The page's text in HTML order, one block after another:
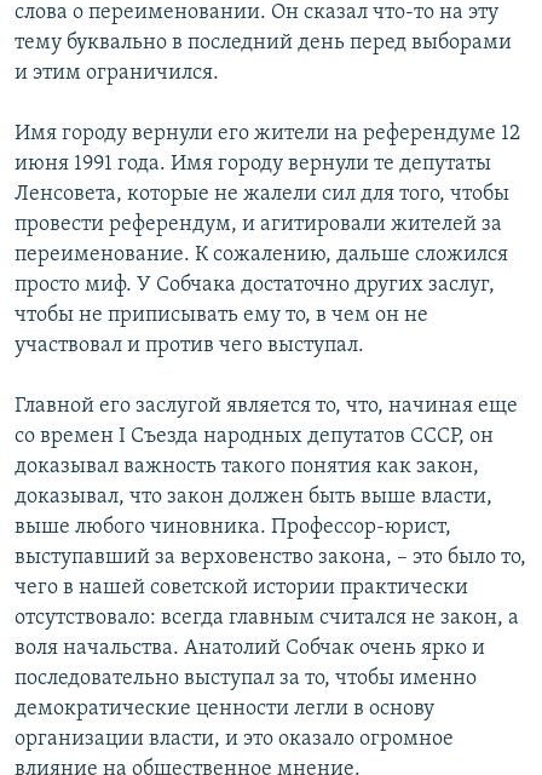
слова о переименовании. Он сказал что-то на эту
тему буквально в последний день перед выборами
и этим ограничился.
Имя городу вернули его жители на референдуме 12
июня 1991 года. Имя городу вернули те депутаты
Ленсовета, которые не жалели сил для того, чтобы
провести референдум, и агитировали жителей за
переименование. К сожалению, дальше сложился
просто миф. У Собчака достаточно других заслуг,
чтобы не приписывать ему то, в чем он не
участвовал и против чего выступал.
Главной его заслугой является то, что, начиная еще
со времен I Съезда народных депутатов СССР, он
доказывал важность такого понятия как закон,
доказывал, что закон должен быть выше власти,
выше любого чиновника. Профессор-юрист,
выступавший за верховенство закона, – это было то,
чего в нашей советской истории практически
отсутствовало: всегда главным считался не закон, а
воля начальства. Анатолий Собчак очень ярко и
последовательно выступал за то, чтобы именно
демократические ценности легли в основу
организации власти, и это оказало огромное
влияние на общественное мнение.